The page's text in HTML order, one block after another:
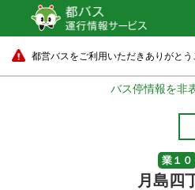
都営バスをご利用いただきありがとう
バス停情報を非
業１０
月島四